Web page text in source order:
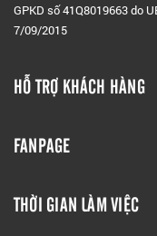
GPKD số 41Q8019663 do
7/09/2015
HỖ TRỢ KHÁCH HÀNG
FANPAGE
THỜI GIAN LÀM VIỆC